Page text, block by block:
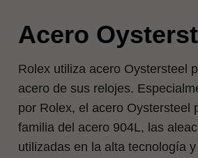
Acero
Rolex utiliza acero Oystersteel
acero de sus relojes.
por Rolex, el acero Oystersteel
familia del acero 904L, las
utilizadas en la alta tecnología